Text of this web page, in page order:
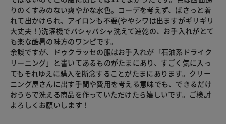
りのくすみのない爽やかな水色。コーデを考えず、ばさっと着
れて出かけられ、アイロンも不要(ややシワは出ますがギリギリ
大丈夫！)洗濯機でバシャバシャ洗えて速乾の、お手入れがとて
も楽な酷暑の味方のワンピです。
余談ですが、ドゥクラッセの服はお手入れが「石油系ドライク
リーニング」と書いてあるものがたまにあり、すごく気に入っ
てもそれゆえに購入を断念することがたまにあります。クリー
ニング屋さんに出す手間や費用を考える意味でも、できるだけ
おうちで洗える商品を作っていただけたら嬉しいです。ご検討
よろしくお願いします！